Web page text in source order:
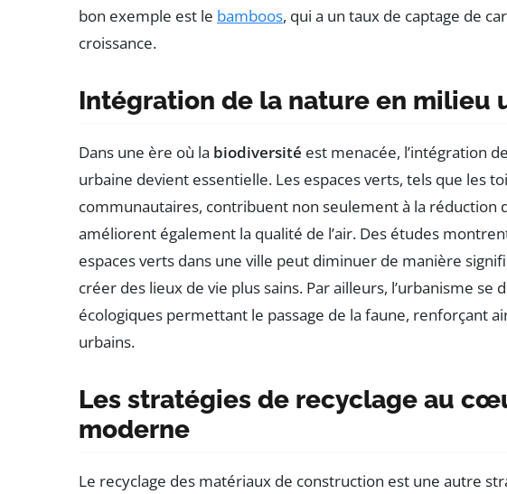
bon exemple est le bamboos, qui a un taux de captage de
croissance.
Intégration de la nature en milieu
Dans une ère où la biodiversité est menacée, l’intégration
urbaine devient essentielle. Les espaces verts, tels que les
communautaires, contribuent non seulement à la réduction
améliorent également la qualité de l’air. Des études
espaces verts dans une ville peut diminuer de manière
créer des lieux de vie plus sains. Par ailleurs, l’urbanisme
écologiques permettant le passage de la faune, renforçant
urbains.
Les stratégies de recyclage au
moderne
Le recyclage des matériaux de construction est une autre